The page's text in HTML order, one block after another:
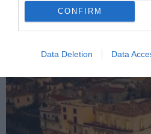
CONFIRM
Data Deletion Data
AȚI PUTEA